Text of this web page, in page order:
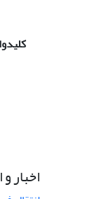
اخبار